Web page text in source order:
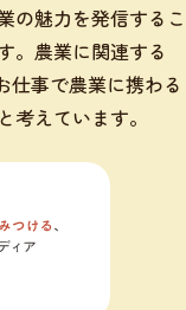
の魅力を発信するこ
。農業に関連する
仕事で農業に携わる
えています。